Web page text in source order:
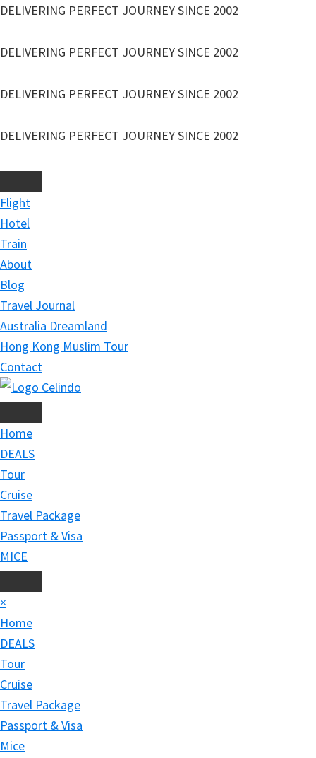
Skip
main
DELIVERING PERFECT JOURNEY SINCE 2002
DELIVERING PERFECT JOURNEY SINCE 2002
DELIVERING PERFECT JOURNEY SINCE 2002
DELIVERING PERFECT JOURNEY SINCE 2002
Flight
Hotel
Train
About
Blog
Travel Journal
Australia Dreamland
Hong Kong Muslim Tour
Contact
Home
DEALS
Tour
Cruise
Travel Package
Passport & Visa
MICE
×
Home
DEALS
Tour
Cruise
Travel Package
Passport & Visa
Mice